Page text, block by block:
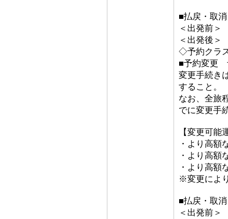
■払戻・取消
＜出発前＞
＜出発後
◇予約クラ
■予約変更
変更手続き
すること。
なお、全旅
でに変更手
【変更可能
・より高額
・より高額
・より高額
※変更によ
■払戻・取消
＜出発前＞